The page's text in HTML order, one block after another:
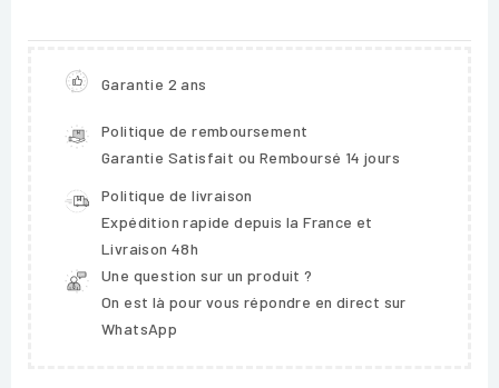
Garantie 2 ans
Politique de remboursement
Garantie Satisfait ou Remboursé 14 jours
Politique de livraison
Expédition rapide depuis la France et
Livraison 48h
Une question sur un produit ?
On est là pour vous répondre en direct sur
WhatsApp